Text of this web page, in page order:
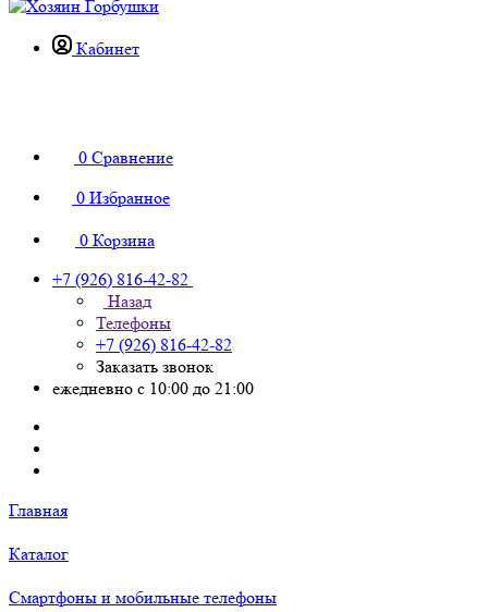
Кабинет
0 Сравнение
0 Избранное
0 Корзина
+7 (926) 816-42-82
Назад
Телефоны
+7 (926) 816-42-82
Заказать звонок
ежедневно с 10:00 до 21:00
Главная
Каталог
Смартфоны и мобильные телефоны